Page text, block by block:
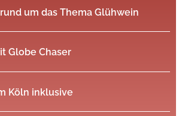
um das Thema Glühwein
Globe Chaser
Köln inklusive